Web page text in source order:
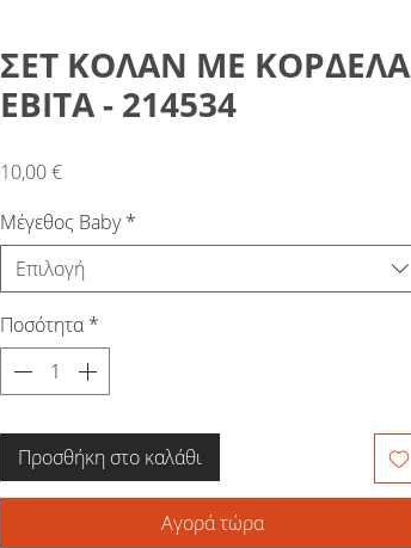
ΣΕΤ ΚΟΛΑΝ ΜΕ ΚΟΡΔΕΛΑ
ΕΒΙΤΑ - 214534
10,00 €Τιμή
Μέγεθος Baby *
Επιλογή
Ποσότητα *
Προσθήκη στο καλάθι
Αγορά τώρα